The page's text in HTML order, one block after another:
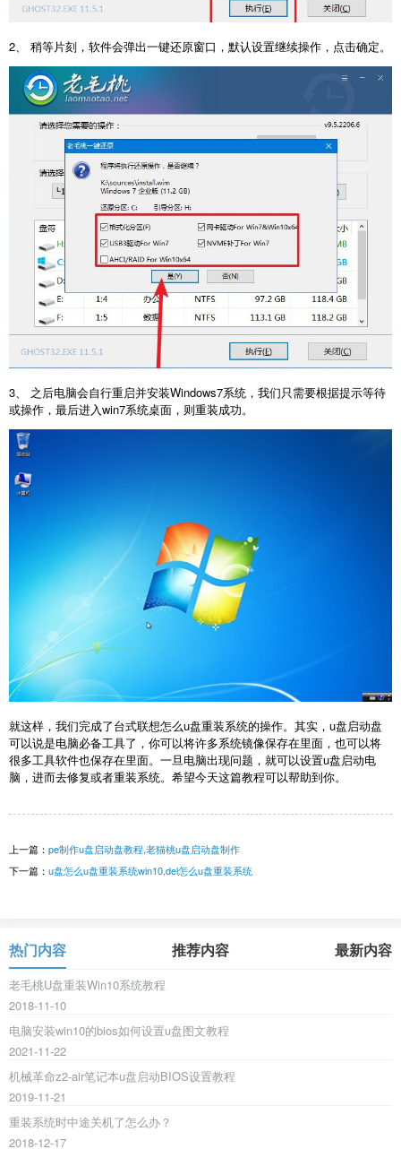
2、 稍等片刻，软件会弹出一键还原窗口，默认设置继续操作，点击确定。
3、 之后电脑会自行重启并安装Windows7系统，我们只需要根据提示等待
或操作，最后进入win7系统桌面，则重装成功。
就这样，我们完成了台式联想怎么u盘重装系统的操作。其实，u盘启动盘
可以说是电脑必备工具了，你可以将许多系统镜像保存在里面，也可以将
很多工具软件也保存在里面。一旦电脑出现问题，就可以设置u盘启动电
脑，进而去修复或者重装系统。希望今天这篇教程可以帮助到你。
上一篇： pe制作u盘启动盘教程,老猫桃u盘启动盘制作
下一篇： u盘怎么u盘重装系统win10,del怎么u盘重装系统
热门内容 推荐内容 最新内容
老毛桃U盘重装Win10系统教程
2018-11-10
电脑安装win10的bios如何设置u盘图文教程
2021-11-22
机械革命z2-air笔记本u盘启动BIOS设置教程
2019-11-21
重装系统时中途关机了怎么办？
2018-12-17